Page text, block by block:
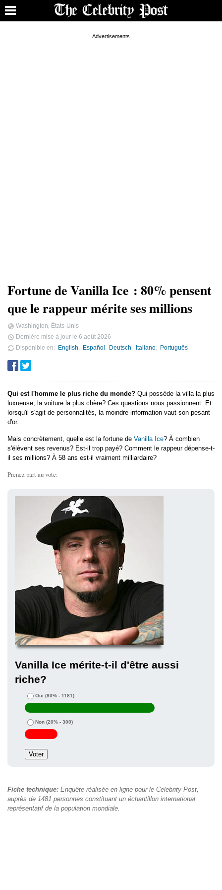
Fortune de Vanilla Ice : 80% pensent
que le rappeur mérite ses millions
Washington, États-Unis
Dernière mise à jour le 6 août 2026
Disponible en
English Español Deutsch Italiano Português
Qui est l'homme le plus riche du monde? Qui possède la villa la plus
luxueuse, la voiture la plus chère? Ces questions nous passionnent. Et
lorsqu'il s'agit de personnalités, la moindre information vaut son pesant
d'or.
Mais concrètement, quelle est la fortune de Vanilla Ice? À combien
s'élèvent ses revenus? Est-il trop payé? Comment le rappeur dépense-t-
il ses millions? À 58 ans est-il vraiment milliardaire?
Prenez part au vote:
Vanilla Ice mérite-t-il d'être aussi
riche?
Oui (80% - 1181)
Non (20% - 300)
Fiche technique: Enquête réalisée en ligne pour le Celebrity Post,
auprès de 1481 personnes constituant un échantillon international
représentatif de la population mondiale.